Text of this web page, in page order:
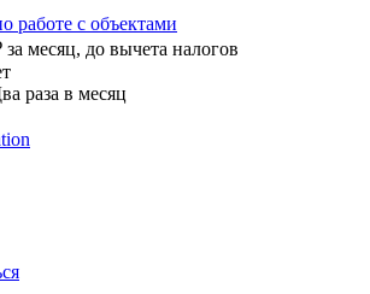
работе с объектами
за месяц, до вычета налогов
раза в месяц